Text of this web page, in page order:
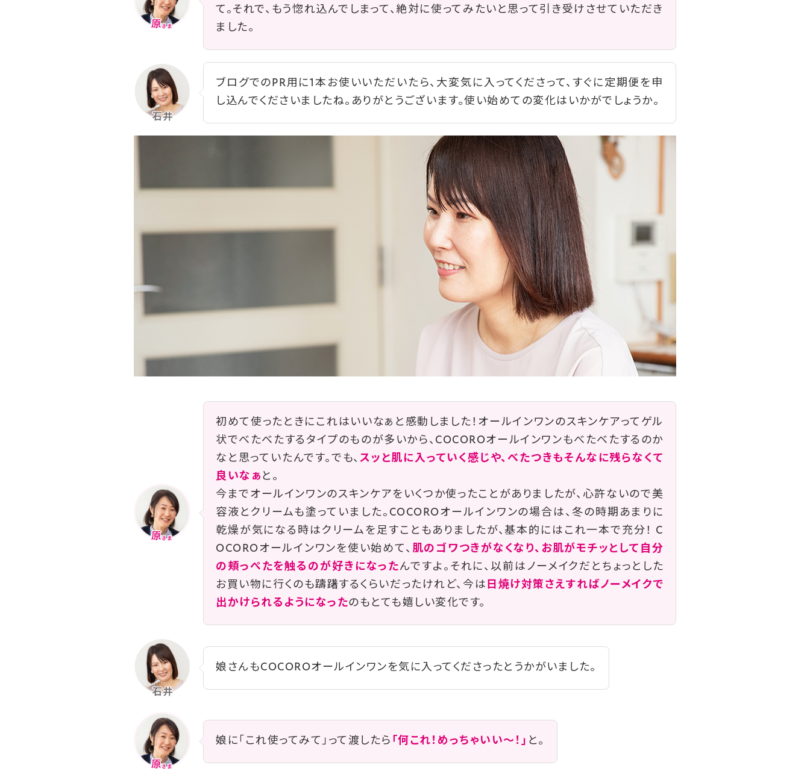
て。それで、もう惚れ込んでしまって、絶対に使ってみたいと思って引き受けさせていただき
ました。
ブログでのPR用に1本お使いいただいたら、大変気に入ってくださって、すぐに定期便を申
し込んでくださいましたね。ありがとうございます。使い始めての変化はいかがでしょうか。
初めて使ったときにこれはいいなぁと感動しました！オールインワンのスキンケアってゲル
状でべたべたするタイプのものが多いから、COCOROオールインワンもべたべたするのか
なと思っていたんです。でも、スッと肌に入っていく感じや、べたつきもそんなに残らなくて
良いなぁ と。
今までオールインワンのスキンケアをいくつか使ったことがありましたが、心許ないので美
容液とクリームも塗っていました。COCOROオールインワンの場合は、冬の時期あまりに
乾燥が気になる時はクリームを足すこともありましたが、基本的にはこれ一本で充分！ C
OCOROオールインワンを使い始めて、 肌のゴワつきがなくなり、お肌がモチッとして自分
の頬っぺたを触るのが好きになったんですよ。それに、以前はノーメイクだとちょっとした
お買い物に行くのも躊躇するくらいだったけれど、今は 日焼け対策さえすればノーメイクで
出かけられるようになったのもとても嬉しい変化です。
娘さんもCOCOROオールインワンを気に入ってくださったとうかがいました。
娘に「これ使ってみて」って渡したら 「何これ！めっちゃいい～！」 と。